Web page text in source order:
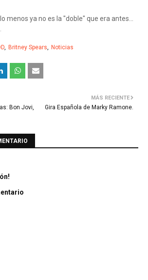
menos ya no es la "doble" que era antes...
Britney Spears Noticias
MÁS RECIENTE
Gira Española de Marky Ramone.
Bon Jovi,